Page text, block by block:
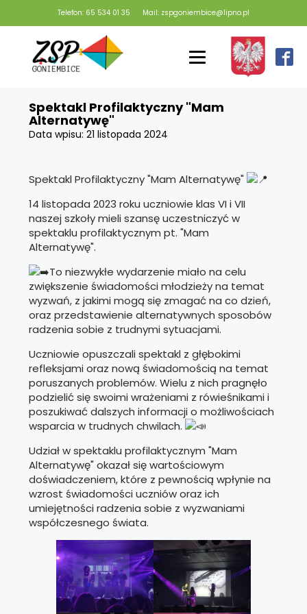
Telefon: 65 534 01 35 Mail: zspgoniembice@lipno.pl
Spektakl Profilaktyczny "Mam
Alternatywę"
Data wpisu:21 listopada 2024
Spektakl Profilaktyczny "Mam Alternatywę"
14 listopada 2023 roku uczniowie klas VI i VII
naszej szkoły mieli szansę uczestniczyć w
spektaklu profilaktycznym pt. "Mam
Alternatywę".
To niezwykłe wydarzenie miało na celu
zwiększenie świadomości młodzieży na temat
wyzwań, z jakimi mogą się zmagać na co dzień,
oraz przedstawienie alternatywnych sposobów
radzenia sobie z trudnymi sytuacjami.
Uczniowie opuszczali spektakl z głębokimi
refleksjami oraz nową świadomością na temat
poruszanych problemów. Wielu z nich pragnęło
podzielić się swoimi wrażeniami z rówieśnikami i
poszukiwać dalszych informacji o możliwościach
wsparcia w trudnych chwilach.
Udział w spektaklu profilaktycznym "Mam
Alternatywę" okazał się wartościowym
doświadczeniem, które z pewnością wpłynie na
wzrost świadomości uczniów oraz ich
umiejętności radzenia sobie z wyzwaniami
współczesnego świata.